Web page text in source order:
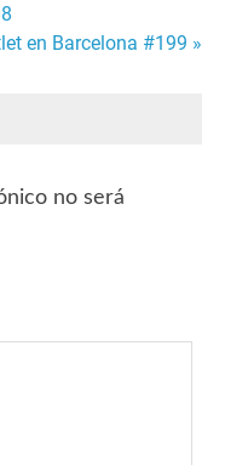
en Barcelona #199 »
no será